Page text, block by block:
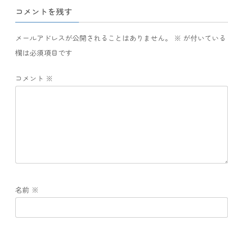
コメントを残す
メールアドレスが公開されることはありません。 ※ が付いている
欄は必須項目です
コメント ※
名前 ※